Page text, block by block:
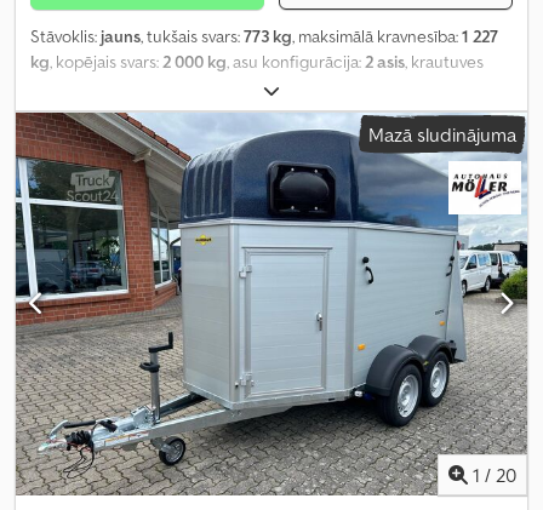
Stāvoklis: jauns, tukšais svars:773 kg, maksimālā kravnesība:1 227
kg , kopējais svars: 2 000 kg , asu konfigurācija: 2 asis , krautuves
, iekraušanas vietas platums:
iekraušanas telpas augstums:2 300 mm, Ražošanas gads:2026,
nobraukums:50 km, pārnesuma veids:mehānisks,
energoefektivitāte:A,
Mazā sludinājuma
1 / 20